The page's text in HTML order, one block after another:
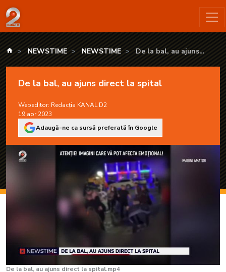
De la bal, au ajuns direct la spital - KANAL D2
kanald.ro
NEWSTIME NEWSTIME
De la bal, au ajuns
De la bal, au ajuns direct la spital
Webeditor: Redacția KANAL D2
19 apr 2023
Adaugă-ne ca sursă preferată în Google
De la bal, au ajuns direct la spital.mp4